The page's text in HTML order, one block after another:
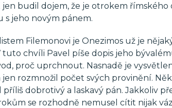
jen budil dojem, že je otrokem
s jeho novým pánem.
Filemonovi je Onezimos už je
tuto chvíli Pavel píše dopis jeho
proč uprchnout. Nasnadě je
rozmnožil počet svých provinění.
dobrotivý a laskavý pán. Jakkoliv
se rozhodně nemusel cítit nijak